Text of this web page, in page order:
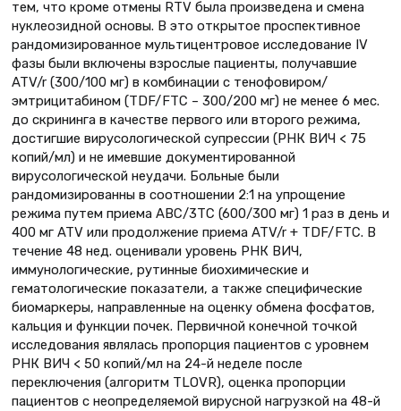
тем, что кроме отмены RTV была произведена и смена
нуклеозидной основы. В это открытое проспективное
рандомизированное мультицентровое исследование IV
фазы были включены взрослые пациенты, получавшие
ATV/r (300/100 мг) в комбинации с тенофовиром/
эмтрицитабином (TDF/FTC – 300/200 мг) не менее 6 мес.
до скрининга в качестве первого или второго режима,
достигшие вирусологической супрессии (РНК ВИЧ < 75
копий/мл) и не имевшие документированной
вирусологической неудачи. Больные были
рандомизированны в соотношении 2:1 на упрощение
режима путем приема АВС/3ТС (600/300 мг) 1 раз в день и
400 мг ATV или продолжение приема ATV/r + TDF/FTC. В
течение 48 нед. оценивали уровень РНК ВИЧ,
иммунологические, рутинные биохимические и
гематологические показатели, а также специфические
биомаркеры, направленные на оценку обмена фосфатов,
кальция и функции почек. Первичной конечной точкой
исследования являлась пропорция пациентов с уровнем
РНК ВИЧ < 50 копий/мл на 24-й неделе после
переключения (алгоритм TLOVR), оценка пропорции
пациентов с неопределяемой вирусной нагрузкой на 48-й